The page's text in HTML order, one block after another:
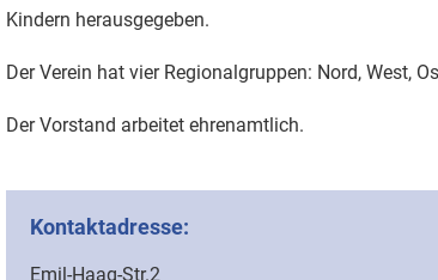
Kindern herausgegeben.
Der Verein hat vier Regionalgruppen: Nord, West,
Der Vorstand arbeitet ehrenamtlich.
Kontaktadresse:
Emil-Haag-Str.2